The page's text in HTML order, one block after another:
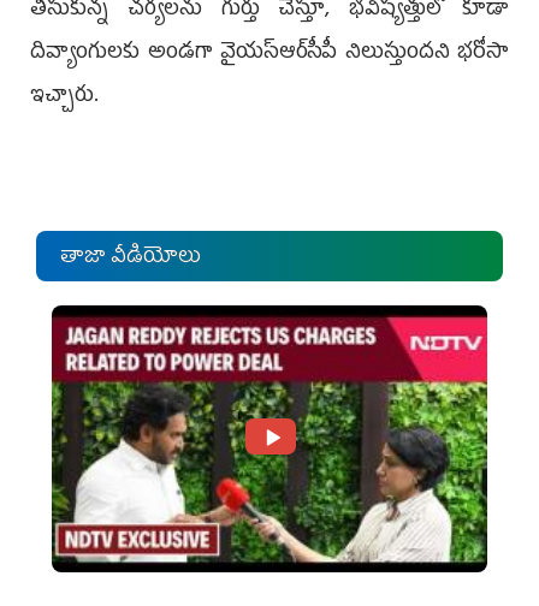
తీసుకున్న చర్యలను గుర్తు చేస్తూ, భవిష్యత్తులో కూడా
దివ్యాంగులకు అండగా వైయ‌స్ఆర్‌సీపీ నిలుస్తుందని భరోసా
ఇచ్చారు.
తాజా వీడియోలు